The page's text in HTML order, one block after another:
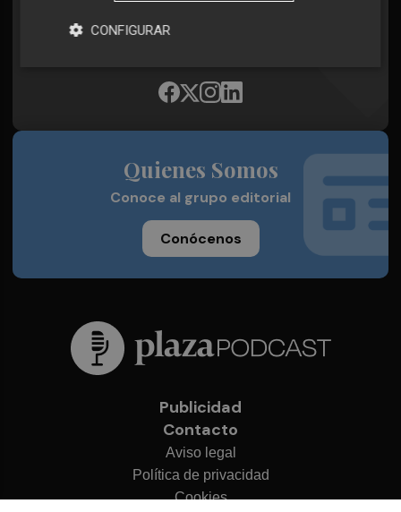
Síguenos en redes
Quienes Somos
Conoce al grupo editorial
Conócenos
Publicidad
Contacto
Aviso legal
Política de privacidad
Cookies
CONFIGURAR